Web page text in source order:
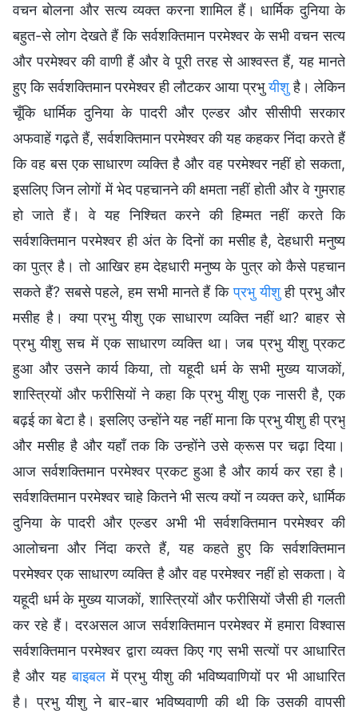
वचन बोलना और सत्य व्यक्त करना शामिल हैं। धार्मिक दुनिया के
बहुत-से लोग देखते हैं कि सर्वशक्तिमान परमेश्वर के सभी वचन सत्य
और परमेश्वर की वाणी हैं और वे पूरी तरह से आश्वस्त हैं, यह मानते
हुए कि सर्वशक्तिमान परमेश्वर ही लौटकर आया प्रभुयीशुहै। लेकिन
चूँकि धार्मिक दुनिया के पादरी और एल्डर और सीसीपी सरकार
अफवाहें गढ़ते हैं, सर्वशक्तिमान परमेश्वर की यह कहकर निंदा करते हैं
कि वह बस एक साधारण व्यक्ति है और वह परमेश्वर नहीं हो सकता,
इसलिए जिन लोगों में भेद पहचानने की क्षमता नहीं होती और वे गुमराह
हो जाते हैं। वे यह निश्चित करने की हिम्मत नहीं करते कि
सर्वशक्तिमान परमेश्वर ही अंत के दिनों का मसीह है, देहधारी मनुष्य
का पुत्र है। तो आखिर हम देहधारी मनुष्य के पुत्र को कैसे पहचान
सकते हैं? सबसे पहले, हम सभी मानते हैं किप्रभु यीशुही प्रभु और
मसीह है। क्या प्रभु यीशु एक साधारण व्यक्ति नहीं था? बाहर से
प्रभु यीशु सच में एक साधारण व्यक्ति था। जब प्रभु यीशु प्रकट
हुआ और उसने कार्य किया, तो यहूदी धर्म के सभी मुख्य याजकों,
शास्त्रियों और फरीसियों ने कहा कि प्रभु यीशु एक नासरी है, एक
बढ़ई का बेटा है। इसलिए उन्होंने यह नहीं माना कि प्रभु यीशु ही प्रभु
और मसीह है और यहाँ तक कि उन्होंने उसे क्रूस पर चढ़ा दिया।
आज सर्वशक्तिमान परमेश्वर प्रकट हुआ है और कार्य कर रहा है।
सर्वशक्तिमान परमेश्वर चाहे कितने भी सत्य क्यों न व्यक्त करे, धार्मिक
दुनिया के पादरी और एल्डर अभी भी सर्वशक्तिमान परमेश्वर की
आलोचना और निंदा करते हैं, यह कहते हुए कि सर्वशक्तिमान
परमेश्वर एक साधारण व्यक्ति है और वह परमेश्वर नहीं हो सकता। वे
यहूदी धर्म के मुख्य याजकों, शास्त्रियों और फरीसियों जैसी ही गलती
कर रहे हैं। दरअसल आज सर्वशक्तिमान परमेश्वर में हमारा विश्वास
सर्वशक्तिमान परमेश्वर द्वारा व्यक्त किए गए सभी सत्यों पर आधारित
है और यहबाइबलमें प्रभु यीशु की भविष्यवाणियों पर भी आधारित
है। प्रभु यीशु ने बार-बार भविष्यवाणी की थी कि उसकी वापसी